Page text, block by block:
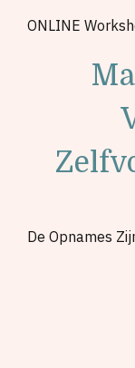
ONLINE
De Opnames